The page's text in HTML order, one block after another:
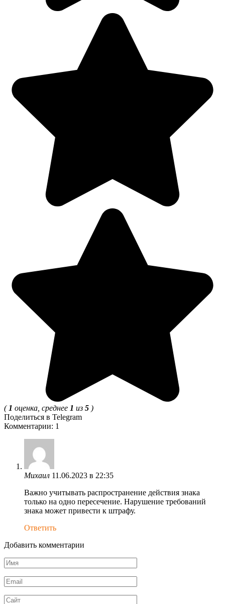
( 1 оценка, среднее 1 из 5 )
Поделиться в Telegram
Комментарии: 1
Михаил 11.06.2023 в 22:35
Важно учитывать распространение действия знака
только на одно пересечение. Нарушение требований
знака может привести к штрафу.
Ответить
Добавить комментарии
Имя
*
Email
*
Сайт